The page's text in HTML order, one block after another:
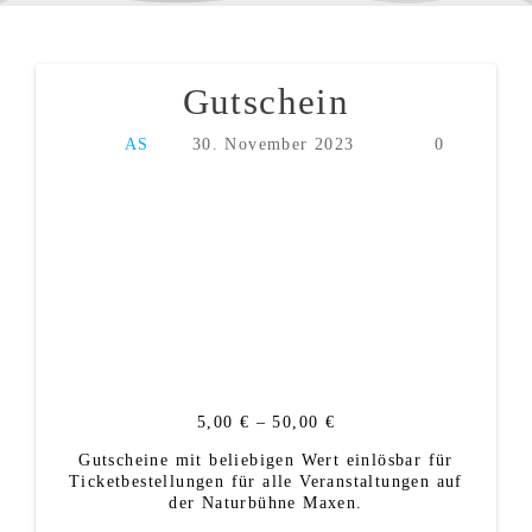
Gutschein
AS 30. November 2023 0
5,00 € –50,00 €
bis
50,00 €
Gutscheine mit beliebigen Wert einlösbar für
Ticketbestellungen für alle Veranstaltungen auf
der Naturbühne Maxen.
Beitragsnavigation